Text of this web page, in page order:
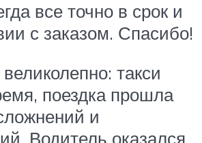
все точно в срок и
с заказом. Спасибо!
такси
поездка прошла
и
Водитель оказался